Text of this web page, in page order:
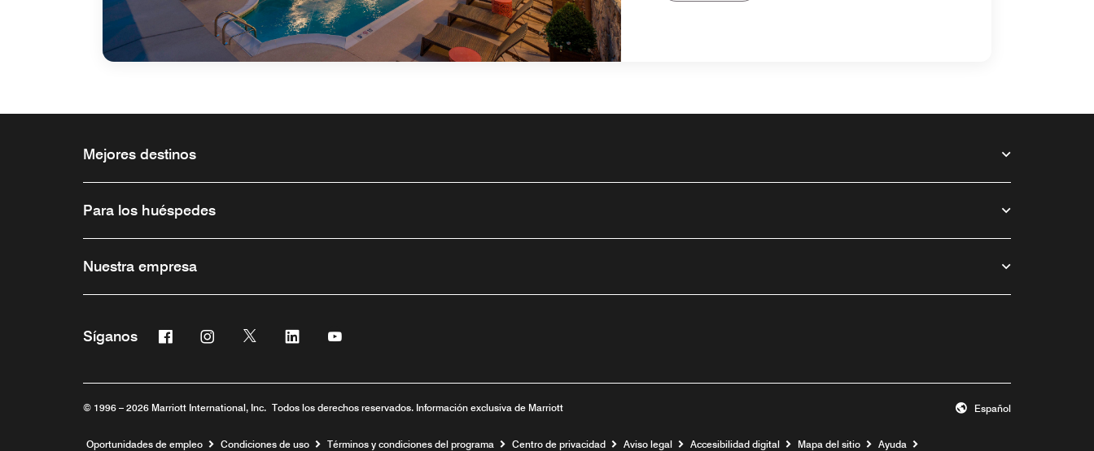
Mejores destinos
Para los huéspedes
Nuestra empresa
Síganos Facebook
Abre una ventana nueva
Instagram
Abre una ventana nueva
Twitter
Abre una ventana nueva
Linkedin
Abre una ventana nueva
Abre una ventana nueva
© 1996 – 2026 Marriott International, Inc. Todos los derechos reservados. Información exclusiva de Marriott Español
Oportunidades de empleo Abre una ventana nueva
Condiciones de uso Términos y condiciones del programa Centro de privacidad Aviso legal Accesibilidad digital Mapa del sitio Ayuda